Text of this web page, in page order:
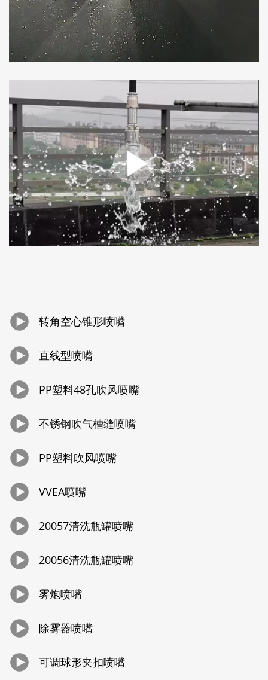
转角空心锥形喷嘴
直线型喷嘴
PP塑料48孔吹风喷嘴
不锈钢吹气槽缝喷嘴
PP塑料吹风喷嘴
VVEA喷嘴
20057清洗瓶罐喷嘴
20056清洗瓶罐喷嘴
雾炮喷嘴
除雾器喷嘴
可调球形夹扣喷嘴